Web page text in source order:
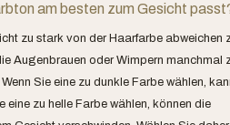
am besten zum Gesicht
zu stark von der Haarfarbe abweichen
Augenbrauen oder Wimpern manchmal
Sie eine zu dunkle Farbe wählen,
eine zu helle Farbe wählen, können die